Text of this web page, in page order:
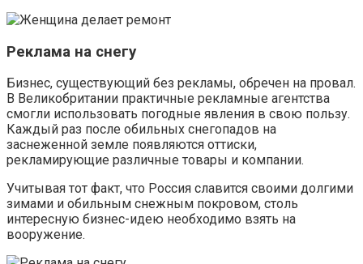
Реклама на снегу
Бизнес, существующий без рекламы, обречен на провал.
В Великобритании практичные рекламные агентства
смогли использовать погодные явления в свою пользу.
Каждый раз после обильных снегопадов на
заснеженной земле появляются оттиски,
рекламирующие различные товары и компании.
Учитывая тот факт, что Россия славится своими долгими
зимами и обильным снежным покровом, столь
интересную бизнес-идею необходимо взять на
вооружение.